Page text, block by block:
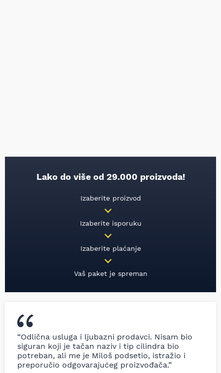
Lako do više od 29.000 proizvoda!
Izaberite proizvod
Izaberite isporuku
Izaberite plaćanje
Vaš paket je spreman
“Odlična usluga i ljubazni prodavci. Nisam bio
siguran koji je tačan naziv i tip cilindra bio
potreban, ali me je Miloš podsetio, istražio i
preporučio odgovarajućeg proizvođača.”